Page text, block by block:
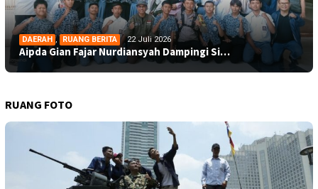
DAERAH , RUANG BERITA 22 Juli 2026
Aipda Gian Fajar Nurdiansyah Dampingi Si…
RUANG FOTO